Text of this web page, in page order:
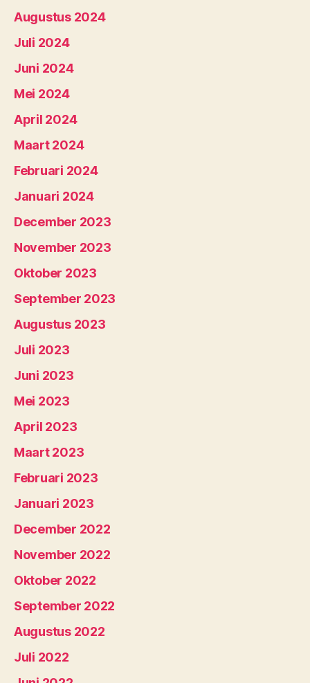
Augustus 2024
Juli 2024
Juni 2024
Mei 2024
April 2024
Maart 2024
Februari 2024
Januari 2024
December 2023
November 2023
Oktober 2023
September 2023
Augustus 2023
Juli 2023
Juni 2023
Mei 2023
April 2023
Maart 2023
Februari 2023
Januari 2023
December 2022
November 2022
Oktober 2022
September 2022
Augustus 2022
Juli 2022